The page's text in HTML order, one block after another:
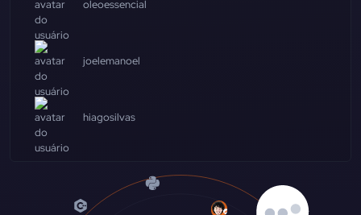
oleoessencial
joelemanoel
hiagosilvas